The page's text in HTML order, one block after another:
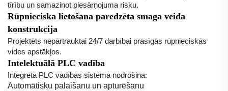
tīrību un samazinot piesārņojuma risku.
Rūpnieciska lietošana paredzēta smaga veida
konstrukcija
Projektēts nepārtrauktai 24/7 darbībai prasīgās rūpnieciskās
vides apstākļos.
Intelektuālā PLC vadība
Integrētā PLC vadības sistēma nodrošina:
Automātisku palaišanu un apturēšanu